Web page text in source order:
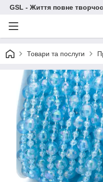
GSL - Життя повне
Товари та послуги